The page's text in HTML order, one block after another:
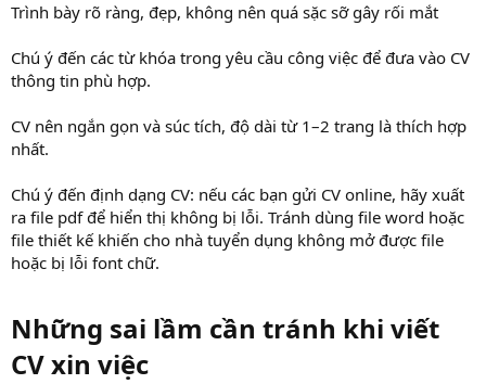
Trình bày rõ ràng, đẹp, không nên quá sặc sỡ gây rối mắt
Chú ý đến các từ khóa trong yêu cầu công việc để đưa vào CV
thông tin phù hợp.
CV nên ngắn gọn và súc tích, độ dài từ 1–2 trang là thích hợp
nhất.
Chú ý đến định dạng CV: nếu các bạn gửi CV online, hãy xuất
ra file pdf để hiển thị không bị lỗi. Tránh dùng file word hoặc
file thiết kế khiến cho nhà tuyển dụng không mở được file
hoặc bị lỗi font chữ.
Những sai lầm cần tránh khi viết
CV xin việc​